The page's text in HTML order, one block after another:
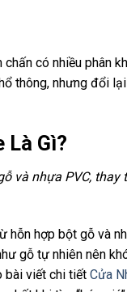
có nhiều phân
thông, nhưng đổi
Là Gì?
và nhựa PVC,
hỗn hợp bột gỗ và
gỗ tự nhiên nên
bài viết chi tiết Cửa